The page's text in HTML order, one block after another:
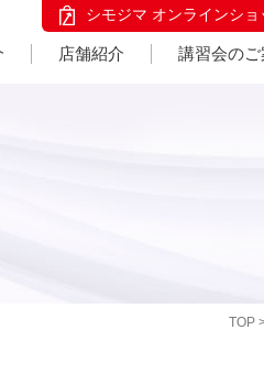
シモジマ オンラインショ
店舗紹介 講習会のご
TOP